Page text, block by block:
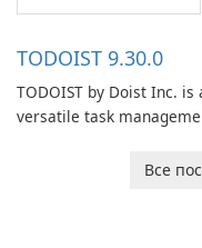
TODOIST 9.30.0
TODOIST by Doist Inc. is
versatile task
individuals and teams
Все